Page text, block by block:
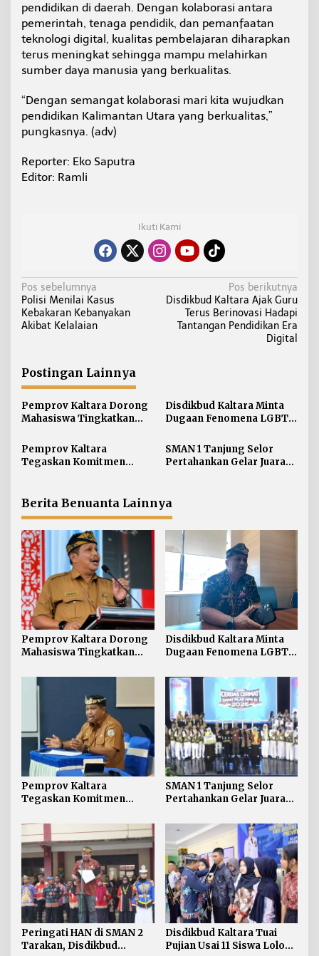
pendidikan di daerah. Dengan kolaborasi antara
pemerintah, tenaga pendidik, dan pemanfaatan
teknologi digital, kualitas pembelajaran diharapkan
terus meningkat sehingga mampu melahirkan
sumber daya manusia yang berkualitas.
“Dengan semangat kolaborasi mari kita wujudkan
pendidikan Kalimantan Utara yang berkualitas,”
pungkasnya. (adv)
Reporter: Eko Saputra
Editor: Ramli
Ikuti Kami
N
a
v
a
s
i
p
o
s
Pos sebelumnya
Polisi Menilai Kasus
Kebakaran Kebanyakan
Akibat Kelalaian
Pos berikutnya
Disdikbud Kaltara Ajak Guru
Terus Berinovasi Hadapi
Tantangan Pendidikan Era
Digital
Postingan Lainnya
Pemprov Kaltara Dorong
Mahasiswa Tingkatkan
Kampus
Disdikbud Kaltara Minta
Dugaan Fenomena LGBT
Disikapi dengan
Pengawasan dan
Pemprov Kaltara
Tegaskan Komitmen
Nunukan Secara Bertahap
SMAN 1 Tanjung Selor
Pertahankan Gelar Juara
Berita Benuanta Lainnya
Pemprov Kaltara Dorong
Mahasiswa Tingkatkan
Kampus
Disdikbud Kaltara Minta
Dugaan Fenomena LGBT
Disikapi dengan
Pengawasan dan
Pendampingan
Pemprov Kaltara
Tegaskan Komitmen
Prasarana SLB Negeri
Nunukan Secara Bertahap
SMAN 1 Tanjung Selor
Pertahankan Gelar Juara
Tingkat Kaltara
Peringati HAN di SMAN 2
Tarakan, Disdikbud
Disdikbud Kaltara Tuai
Pujian Usai 11 Siswa Lolos